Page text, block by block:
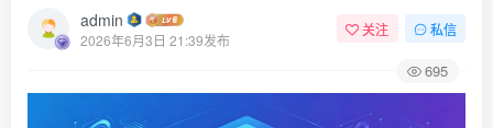
admin
2026年6月3日 21:39发布
关注 私信
695